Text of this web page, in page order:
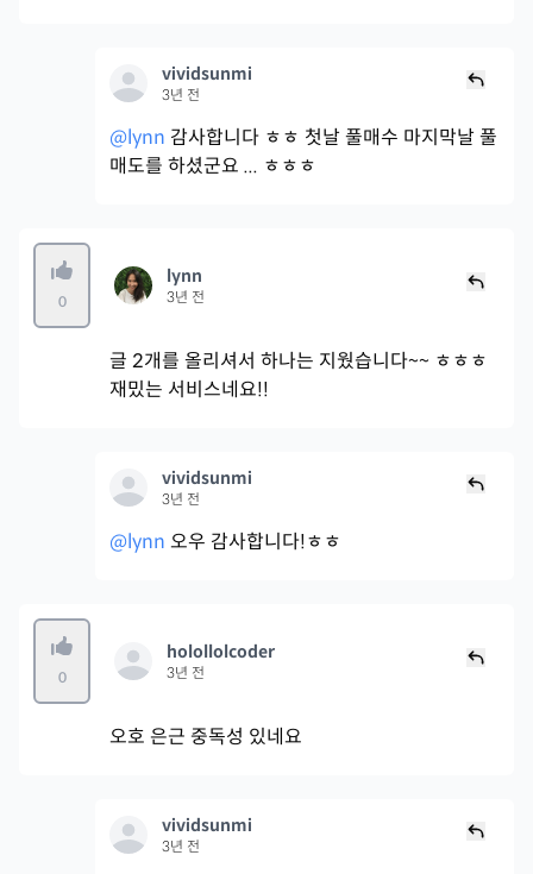
vividsunmi
3년 전
@lynn 감사합니다 ㅎㅎ 첫날 풀매수 마지막날 풀
매도를 하셨군요 ... ㅎㅎㅎ
0
lynn
3년 전
글 2개를 올리셔서 하나는 지웠습니다~~ ㅎㅎㅎ
재밌는 서비스네요!!
vividsunmi
3년 전
@lynn 오우 감사합니다!ㅎㅎ
0
holollolcoder
3년 전
오호 은근 중독성 있네요
vividsunmi
3년 전